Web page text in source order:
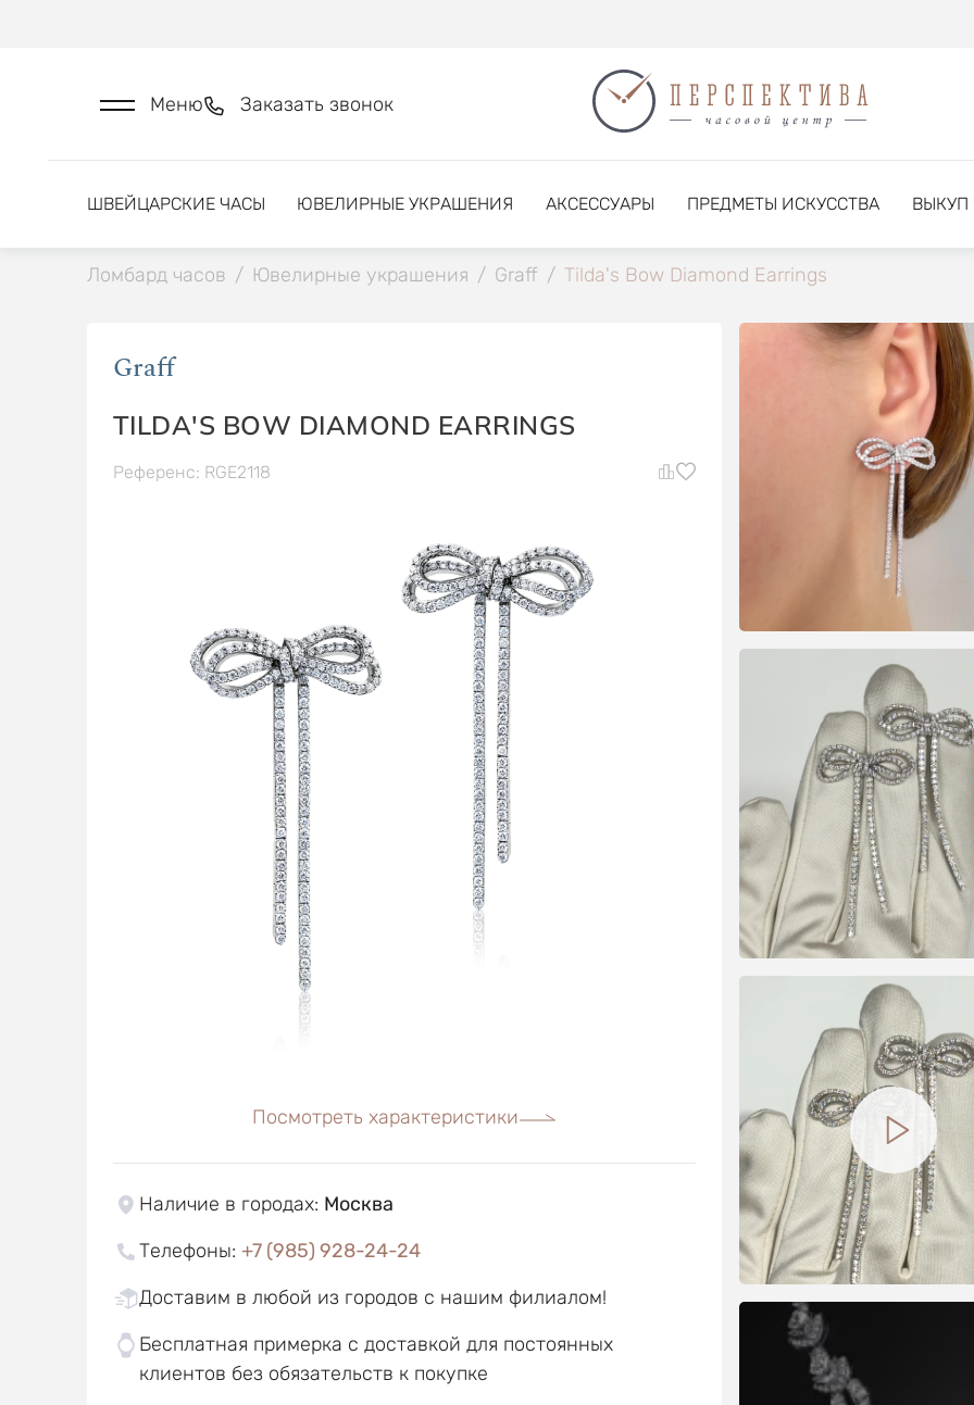
Меню Заказать звонок
ШВЕЙЦАРСКИЕ ЧАСЫ ЮВЕЛИРНЫЕ УКРАШЕНИЯ АКСЕССУАРЫ ПРЕДМЕТЫ ИСКУССТВА ВЫКУП
Ломбард часов / Ювелирные украшения / Graff / Tilda's Bow Diamond Earrings
Graff
TILDA'S BOW DIAMOND EARRINGS
Референс: RGE2118
Посмотреть характеристики
Наличие в городах: Москва
Телефоны: +7 (985) 928-24-24
Доставим в любой из городов с нашим филиалом!
Бесплатная примерка с доставкой для постоянных
клиентов без обязательств к покупке